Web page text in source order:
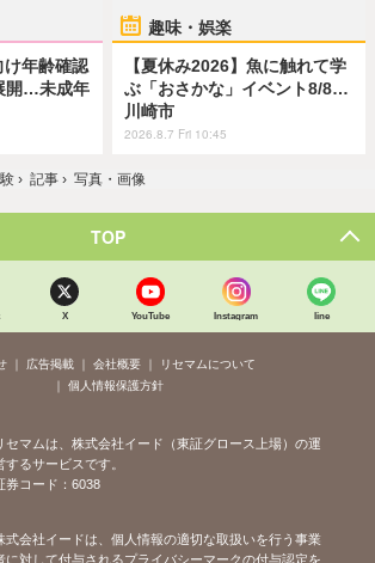
年齢確認
開…未成年
趣味・娯楽
【夏休み2026】魚に触れて学
ぶ「おさかな」イベント8/8…
川崎市
2026.8.7 Fri 10:45
› 記事 › 写真・画像
TOP
X YouTube Instagram line
広告掲載 会社概要
リセマムについて
個人情報保護方針
セマムは、株式会社イード（東証グロース上場）の運
するサービスです。
券コード：6038
式会社イードは、個人情報の適切な取扱いを行う事業
に対して付与されるプライバシーマークの付与認定を